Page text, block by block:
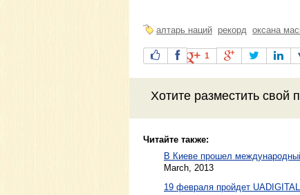
алтарь наций рекорд оксана
1
Хотите разместить свой
Читайте также:
В Киеве прошел
March, 2013
19 февраля пройдет